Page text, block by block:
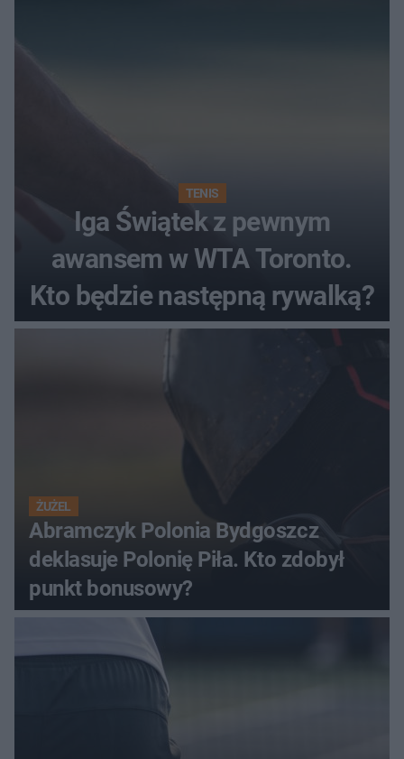
TENIS
Iga Świątek z pewnym
awansem w WTA Toronto.
Kto będzie następną rywalką?
ŻUŻEL
Abramczyk Polonia Bydgoszcz
deklasuje Polonię Piła. Kto zdobył
punkt bonusowy?